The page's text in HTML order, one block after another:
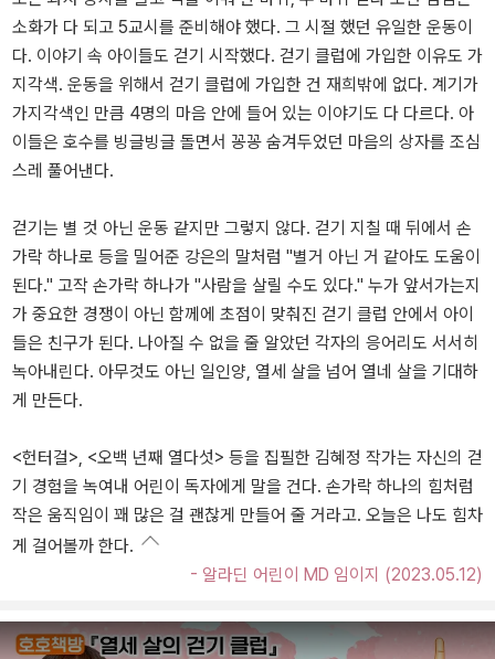
소화가 다 되고 5교시를 준비해야 했다. 그 시절 했던 유일한 운동이
다. 이야기 속 아이들도 걷기 시작했다. 걷기 클럽에 가입한 이유도 가
지각색. 운동을 위해서 걷기 클럽에 가입한 건 재희밖에 없다. 계기가
가지각색인 만큼 4명의 마음 안에 들어 있는 이야기도 다 다르다. 아
이들은 호수를 빙글빙글 돌면서 꽁꽁 숨겨두었던 마음의 상자를 조심
스레 풀어낸다.
걷기는 별 것 아닌 운동 같지만 그렇지 않다. 걷기 지칠 때 뒤에서 손
가락 하나로 등을 밀어준 강은의 말처럼 "별거 아닌 거 같아도 도움이
된다." 고작 손가락 하나가 "사람을 살릴 수도 있다." 누가 앞서가는지
가 중요한 경쟁이 아닌 함께에 초점이 맞춰진 걷기 클럽 안에서 아이
들은 친구가 된다. 나아질 수 없을 줄 알았던 각자의 응어리도 서서히
녹아내린다. 아무것도 아닌 일인양, 열세 살을 넘어 열네 살을 기대하
게 만든다.
<헌터걸>, <오백 년째 열다섯> 등을 집필한 김혜정 작가는 자신의 걷
기 경험을 녹여내 어린이 독자에게 말을 건다. 손가락 하나의 힘처럼
작은 움직임이 꽤 많은 걸 괜찮게 만들어 줄 거라고. 오늘은 나도 힘차
게 걸어볼까 한다.
- 알라딘 어린이 MD 임이지 (2023.05.12)